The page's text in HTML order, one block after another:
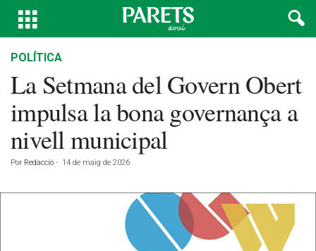
POLÍTICA
La Setmana del Govern Obert
impulsa la bona governança a
nivell municipal
Por Redacció - 14 de maig de 2026